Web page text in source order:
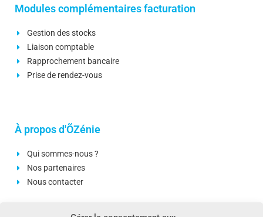
Modules complémentaires facturation
Gestion des stocks
Liaison comptable
Rapprochement bancaire
Prise de rendez-vous
À propos d'ÕZénie
Qui sommes-nous ?
Nos partenaires
Nous contacter